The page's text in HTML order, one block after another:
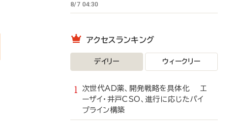
8/7 04:30
アクセスランキング
デイリー ウィークリー
次世代AD薬、開発戦略を具体化 エ
ーザイ・井戸CSO、進行に応じたパイ
プライン構築